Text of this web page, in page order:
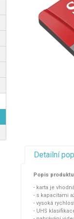
Detailní
Popis
- karta je
- s kapacitami
- vysoká
- UHS